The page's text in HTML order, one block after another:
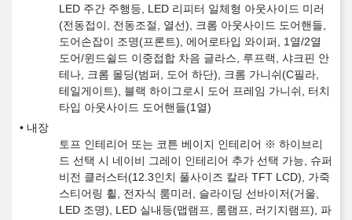
LED 주간 주행등, LED 리피터 일체형 아웃사이드 미러
(전동접이, 전동조절, 열선), 크롬 아웃사이드 도어핸들,
도어손잡이 조명(프론트), 에어로타입 와이퍼, 1열/2열
도어/윈드쉴드 이중접합 차음 글라스, 루프랙, 샤크핀 안
테나, 크롬 몰딩(범퍼, 도어 하단), 크롬 가니쉬(C필라,
테일게이트), 블랙 하이그로시 도어 프레임 가니쉬, 터치
타입 아웃사이드 도어핸들(1열)
내장
토프 인테리어 또는 코튼 베이지 인테리어 ※ 하이브리
드 선택 시 네이비 그레이 인테리어 추가 선택 가능, 슈퍼
비전 클러스터(12.3인치 풀사이즈 칼라 TFT LCD), 가죽
스티어링 휠, 전자식 룸미러, 슬라이딩 선바이저(거울,
LED 조명), LED 실내등(맵램프, 룸램프, 러기지램프), 파